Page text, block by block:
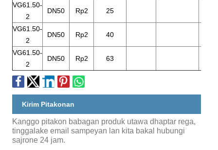
VG61.50-
2
DN50 Rp2 25
VG61.50-
2
DN50 Rp2 40
VG61.50-
2
DN50 Rp2 63
Kirim Pitakonan
Kanggo pitakon babagan produk utawa dhaptar rega,
tinggalake email sampeyan lan kita bakal hubungi
sajrone 24 jam.